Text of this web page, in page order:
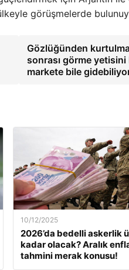
görüşmelerde
Gözlüğünden
sonrası görme
markete bile
10/12/2025
2026’da bedelli askerlik
kadar olacak? Aralık
tahmini merak konusu!